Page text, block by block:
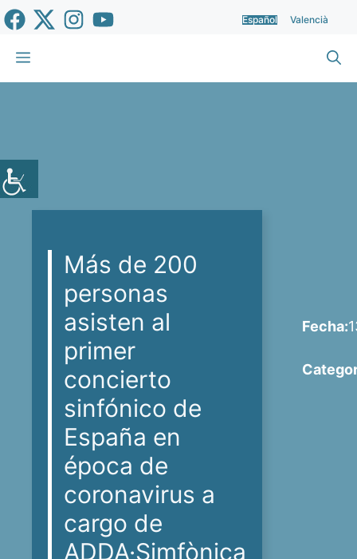
Saltar
al
contenido
Español Valencià
Menú
Más de 200
personas
asisten al
primer
concierto
sinfónico de
España en
época de
coronavirus a
cargo de
ADDA·Simfònica
Fecha: